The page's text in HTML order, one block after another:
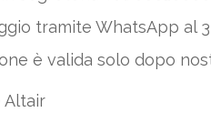
tramite WhatsApp al
è valida solo dopo
Altair